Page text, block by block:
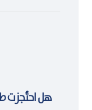
هل احتُجزت